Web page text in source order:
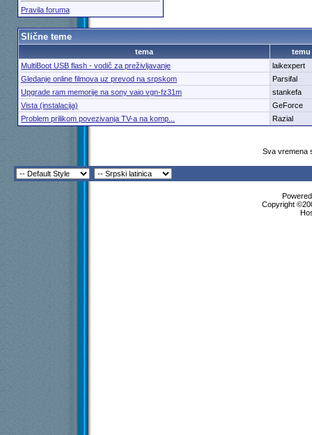
Pravila foruma
Slične teme
tema
temu
MultiBoot USB flash - vodič za preživljavanje
laikexpert
Gledanje online filmova uz prevod na srpskom
Parsifal
Upgrade ram memorije na sony vaio vgn-fz31m
stankefa
Vista (instalacija)
GeForce
Problem prilikom povezivanja TV-a na komp...
Razial
Sva vremena
Copyright